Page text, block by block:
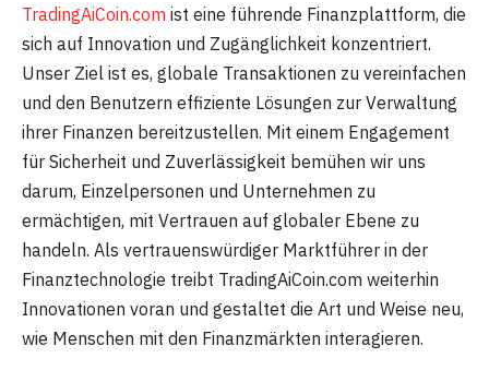
TradingAiCoin.com ist eine führende Finanzplattform, die
sich auf Innovation und Zugänglichkeit konzentriert.
Unser Ziel ist es, globale Transaktionen zu vereinfachen
und den Benutzern effiziente Lösungen zur Verwaltung
ihrer Finanzen bereitzustellen. Mit einem Engagement
für Sicherheit und Zuverlässigkeit bemühen wir uns
darum, Einzelpersonen und Unternehmen zu
ermächtigen, mit Vertrauen auf globaler Ebene zu
handeln. Als vertrauenswürdiger Marktführer in der
Finanztechnologie treibt TradingAiCoin.com weiterhin
Innovationen voran und gestaltet die Art und Weise neu,
wie Menschen mit den Finanzmärkten interagieren.